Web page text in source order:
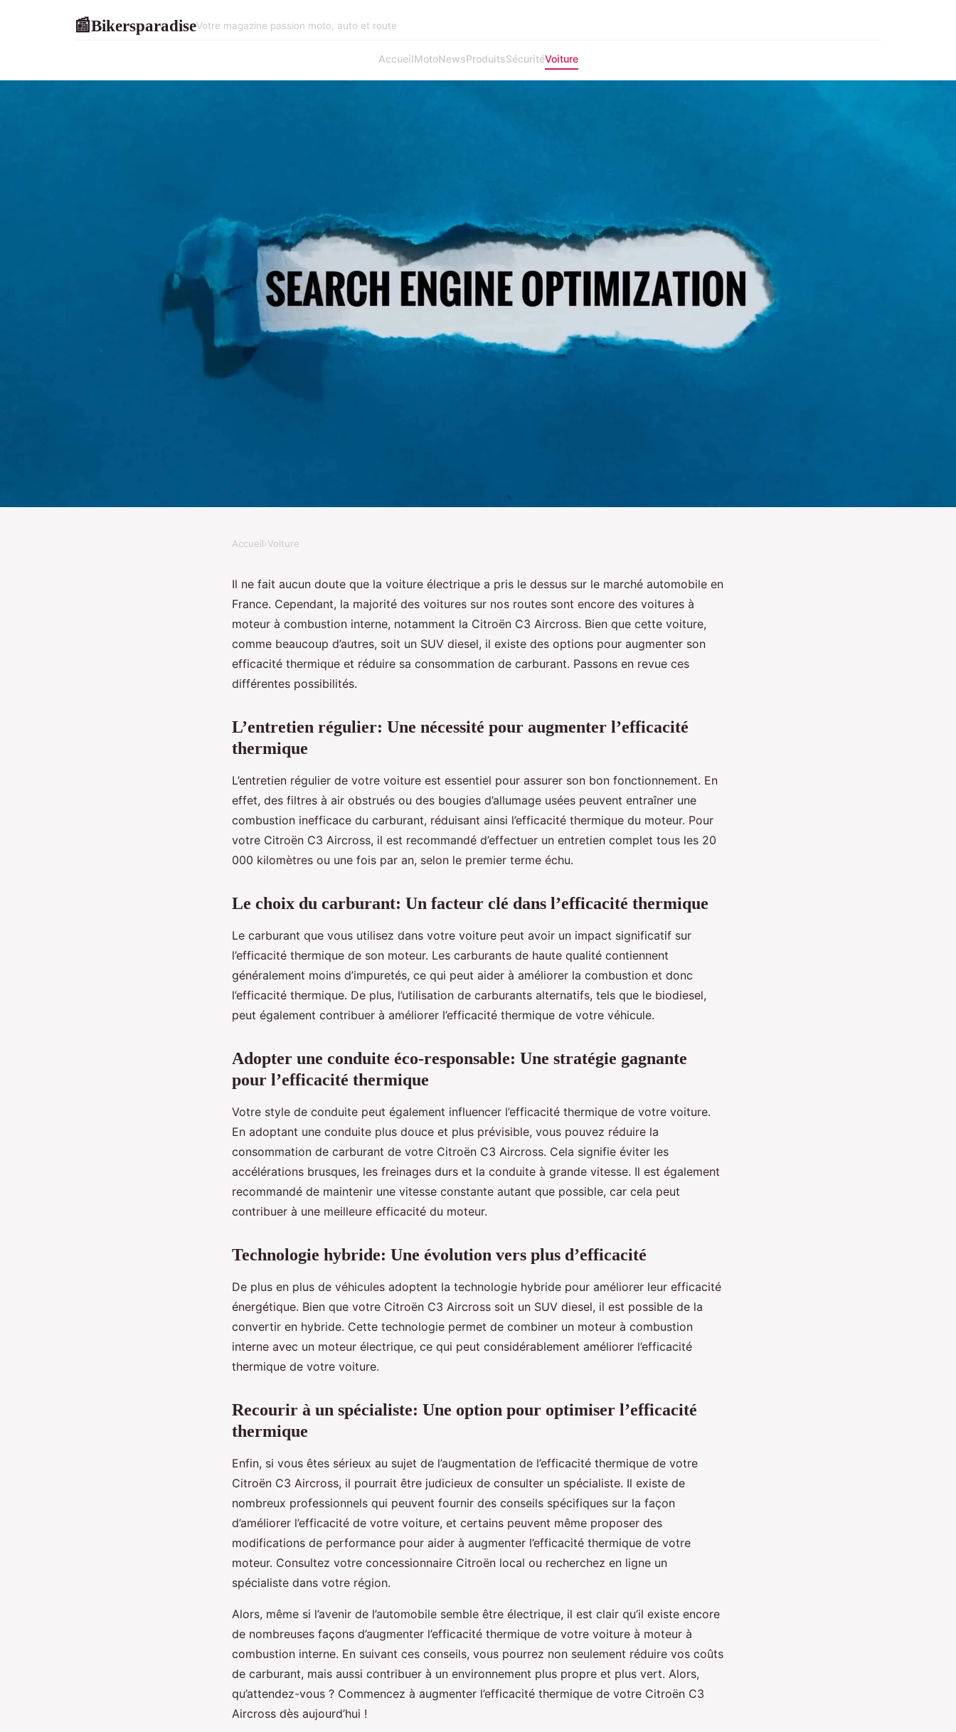
📰BikersparadiseVotre magazine passion moto, auto et route
AccueilMotoNewsProduitsSécuritéVoiture
Quelles solutions existent pour
augmenter l'efficacité thermique d'un
moteur de Citroën C3 Aircross?
Accueil›Voiture
Il ne fait aucun doute que la voiture électrique a pris le dessus sur le marché automobile en
France. Cependant, la majorité des voitures sur nos routes sont encore des voitures à
moteur à combustion interne, notamment la Citroën C3 Aircross. Bien que cette voiture,
comme beaucoup d’autres, soit un SUV diesel, il existe des options pour augmenter son
efficacité thermique et réduire sa consommation de carburant. Passons en revue ces
différentes possibilités.
L’entretien régulier: Une nécessité pour augmenter l’efficacité
thermique
L’entretien régulier de votre voiture est essentiel pour assurer son bon fonctionnement. En
effet, des filtres à air obstrués ou des bougies d’allumage usées peuvent entraîner une
combustion inefficace du carburant, réduisant ainsi l’efficacité thermique du moteur. Pour
votre Citroën C3 Aircross, il est recommandé d’effectuer un entretien complet tous les 20
000 kilomètres ou une fois par an, selon le premier terme échu.
Le choix du carburant: Un facteur clé dans l’efficacité thermique
Le carburant que vous utilisez dans votre voiture peut avoir un impact significatif sur
l’efficacité thermique de son moteur. Les carburants de haute qualité contiennent
généralement moins d’impuretés, ce qui peut aider à améliorer la combustion et donc
l’efficacité thermique. De plus, l’utilisation de carburants alternatifs, tels que le biodiesel,
peut également contribuer à améliorer l’efficacité thermique de votre véhicule.
Adopter une conduite éco-responsable: Une stratégie gagnante
pour l’efficacité thermique
Votre style de conduite peut également influencer l’efficacité thermique de votre voiture.
En adoptant une conduite plus douce et plus prévisible, vous pouvez réduire la
consommation de carburant de votre Citroën C3 Aircross. Cela signifie éviter les
accélérations brusques, les freinages durs et la conduite à grande vitesse. Il est également
recommandé de maintenir une vitesse constante autant que possible, car cela peut
contribuer à une meilleure efficacité du moteur.
Technologie hybride: Une évolution vers plus d’efficacité
De plus en plus de véhicules adoptent la technologie hybride pour améliorer leur efficacité
énergétique. Bien que votre Citroën C3 Aircross soit un SUV diesel, il est possible de la
convertir en hybride. Cette technologie permet de combiner un moteur à combustion
interne avec un moteur électrique, ce qui peut considérablement améliorer l’efficacité
thermique de votre voiture.
Recourir à un spécialiste: Une option pour optimiser l’efficacité
thermique
Enfin, si vous êtes sérieux au sujet de l’augmentation de l’efficacité thermique de votre
Citroën C3 Aircross, il pourrait être judicieux de consulter un spécialiste. Il existe de
nombreux professionnels qui peuvent fournir des conseils spécifiques sur la façon
d’améliorer l’efficacité de votre voiture, et certains peuvent même proposer des
modifications de performance pour aider à augmenter l’efficacité thermique de votre
moteur. Consultez votre concessionnaire Citroën local ou recherchez en ligne un
spécialiste dans votre région.
Alors, même si l’avenir de l’automobile semble être électrique, il est clair qu’il existe encore
de nombreuses façons d’augmenter l’efficacité thermique de votre voiture à moteur à
combustion interne. En suivant ces conseils, vous pourrez non seulement réduire vos coûts
de carburant, mais aussi contribuer à un environnement plus propre et plus vert. Alors,
qu’attendez-vous ? Commencez à augmenter l’efficacité thermique de votre Citroën C3
Aircross dès aujourd’hui !